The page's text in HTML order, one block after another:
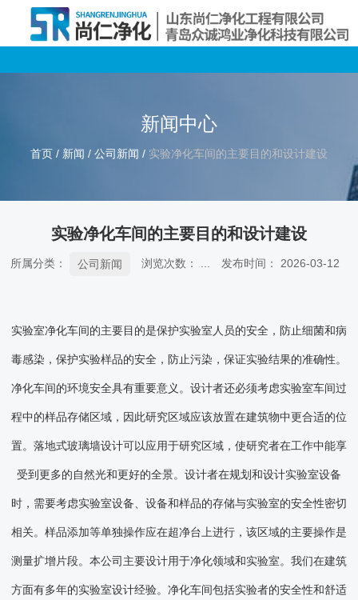
新闻中心
首页 / 新闻 / 公司新闻 / 实验净化车间的主要目的和设计建设
实验净化车间的主要目的和设计建设
所属分类： 公司新闻 浏览次数： 发布时间： 2026-03-12
实验室净化车间的主要目的是保护实验室人员的安全，防止细菌和病
毒感染，保护实验样品的安全，防止污染，保证实验结果的准确性。
净化车间的环境安全具有重要意义。设计者还必须考虑实验室车间过
程中的样品存储区域，因此研究区域应该放置在建筑物中更合适的位
置。落地式玻璃墙设计可以应用于研究区域，使研究者在工作中能享
受到更多的自然光和更好的全景。设计者在规划和设计实验室设备
时，需要考虑实验室设备、设备和样品的存储与实验室的安全性密切
相关。样品添加等单独操作应在超净台上进行，该区域的主要操作是
测量扩增片段。本公司主要设计用于净化领域和实验室。我们在建筑
方面有多年的实验室设计经验。净化车间包括实验者的安全性和舒适